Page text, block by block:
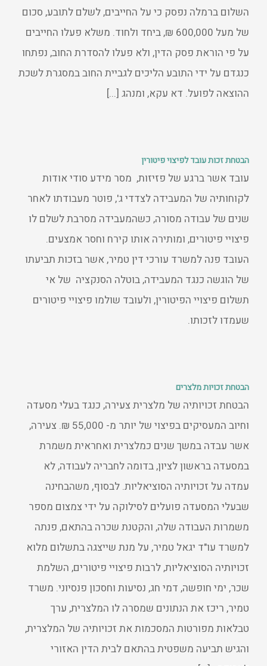
השלום ברמלה נפסק כי על החייבים, לשלם לתובע, סכום
של מעל 600,000 ₪, ביחד ולחוד. משלא פעלו החייבים
על פי הוראת פסק הדין, ולא פעלו להסדרת החוב, נפתחו
כנגדם על ידי התובע הליכים לגביית החוב במסגרת לשכת
ההוצאה לפועל. דא עקא, ומנהג [...]
הבטחת זכות עובד לפיצוי פיטורין
עובד אשר ברגע של פזיזות, מסר מידע סודי אודות
לקוחותיה של המעבידה לצדדי ג', פוטר מעבודתו לאחר
שנים של עבודה מסורה, כשהמעבידה מסרבת לשלם לו
פיצויי פיטורים, ומותירה אותו קירח וחסר אמצעים.
העובד פנה למשרד עורכי דין טמיר, אשר בזכות תביעתו
של הוגשה כנגד המעבידה, בוטלה הסנקציה של אי
תשלום פיצויי הפיטורין, ולעובד שולמו פיצויי פיטורים
שעמדו לזכותו.
הבטחת זכויות מלצרים
הבטחת זכויותיה של מלצרית צעירה, כנגד בעלי מסעדה
וחיוב המעסיקים בפיצוי של יותר מ- 55,000 ₪. צעירה,
אשר עבדה במשך שנים כמלצרית ואחראית משמרת
במסעדה בראשון לציון, בדומה לחבריה לעבודה, לא
עמדה על זכויותיה הסוציאליות. לבסוף, משהבחינה
שבעלי המסעדה פועלים לסילוקה על ידי צמצום מספר
משמרות העבודה שלה, והקטנת שכרה בהתאם, פנתה
למשרד עו"ד יגאל טמיר, על מנת שייצגה בתשלום מלוא
זכויותיה הסוציאליות, לרבות פיצויי פיטורים, השלמת
שכר, ימי חופשה, דמי חג, נסיעות וחסכון פנסיוני. משרד
טמיר, ריכז את הנתונים שמסרה לו המלצרית, ערך
טבלאות מפורטות המסכמות את זכויותיה של המלצרית,
והגיש תביעה משפטית בהתאם לבית הדין האזורי